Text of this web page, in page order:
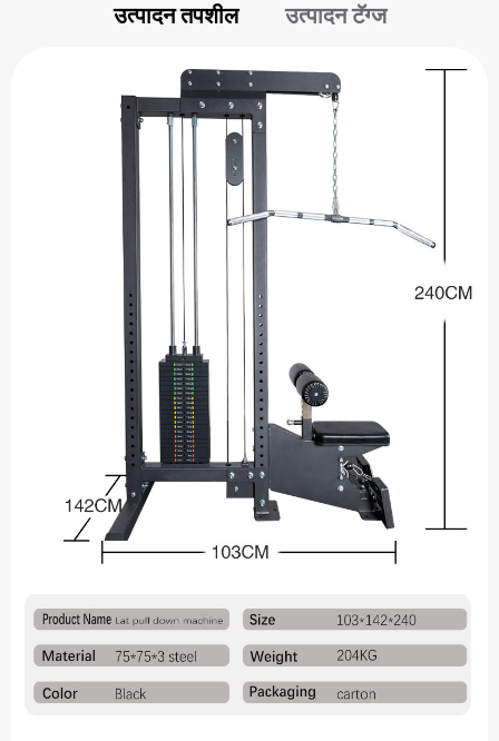
उत्पादन तपशील उत्पादन टॅग्ज